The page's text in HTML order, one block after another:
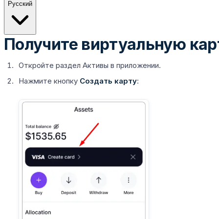
Русский
Получите виртуальную
Откройте раздел Активы в приложении.
Нажмите кнопку Создать карту: